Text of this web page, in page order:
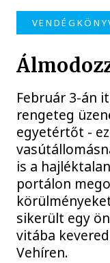
Február 3-án
rengeteg
egyetértőt -
is a
portálon
sikerült egy
vitába
Vehíren.